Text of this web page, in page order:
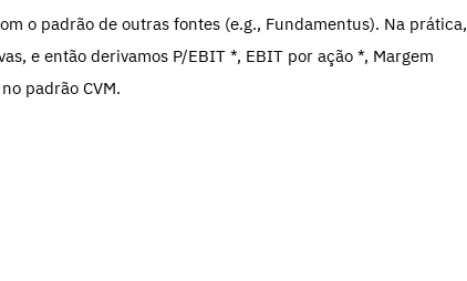
o padrão de outras fontes (e.g., Fundamentus). Na prática,
e então derivamos P/EBIT *, EBIT por ação *, Margem
padrão CVM.